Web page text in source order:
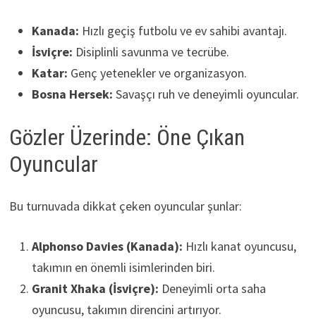
Kanada: Hızlı geçiş futbolu ve ev sahibi avantajı.
İsviçre: Disiplinli savunma ve tecrübe.
Katar: Genç yetenekler ve organizasyon.
Bosna Hersek: Savaşçı ruh ve deneyimli oyuncular.
Gözler Üzerinde: Öne Çıkan
Oyuncular
Bu turnuvada dikkat çeken oyuncular şunlar:
Alphonso Davies (Kanada): Hızlı kanat oyuncusu,
takımın en önemli isimlerinden biri.
Granit Xhaka (İsviçre): Deneyimli orta saha
oyuncusu, takımın direncini artırıyor.